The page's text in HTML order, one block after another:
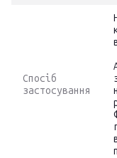
Спосіб
застосування